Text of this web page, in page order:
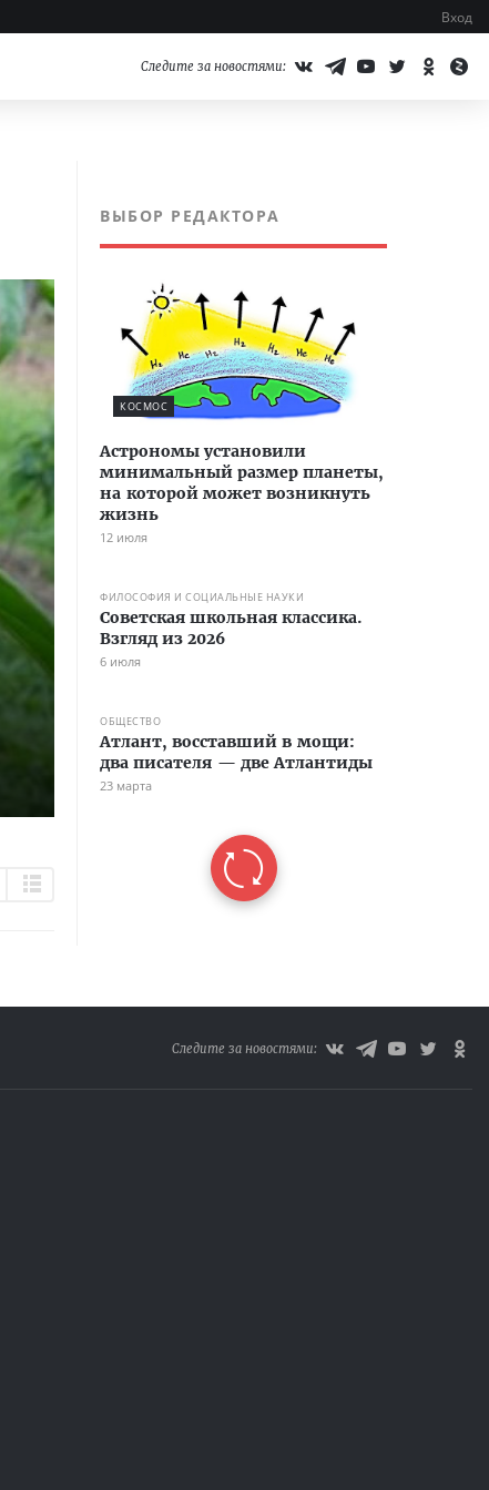
Вход
Следите за новостями:
ВЫБОР РЕДАКТОРА
КОСМОС
Астрономы установили
минимальный размер планеты,
на которой может возникнуть
жизнь
12 июля
ФИЛОСОФИЯ И СОЦИАЛЬНЫЕ НАУКИ
Советская школьная классика.
Взгляд из 2026
6 июля
ОБЩЕСТВО
Атлант, восставший в мощи:
два писателя — две Атлантиды
23 марта
Следите за новостями: